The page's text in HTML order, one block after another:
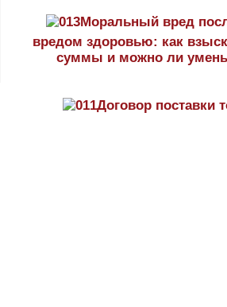
Моральный вред
вредом здоровью: как
суммы и можно ли
Договор поставки